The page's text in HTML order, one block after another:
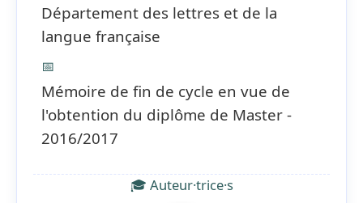
Département des lettres et de la
langue française
📅
Mémoire de fin de cycle en vue de
l'obtention du diplôme de Master -
2016/2017
🎓 Auteur·trice·s